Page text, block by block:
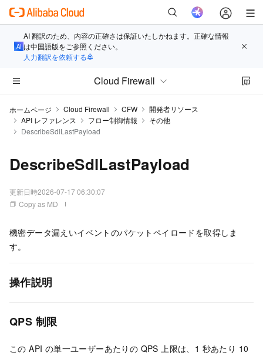
AI 翻訳のため、内容の正確さは保証いたしかねます。正確な情報
は中国語版をご参照ください。
人力翻訳を依頼する
Cloud Firewall
ホームページ Cloud Firewall CFW
開発者リソース
API レファレンス
フロー制御情報
その他
DescribeSdlLastPayload
DescribeSdlLastPayload
更新日時2026-07-17 06:30:07
Copy as MD
機密データ漏えいイベントのパケットペイロードを取得しま
す。
操作説明
QPS 制限
この API の単一ユーザーあたりの QPS 上限は、1 秒あたり 10